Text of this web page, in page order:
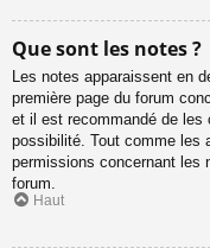
Que sont les notes ?
Les notes apparaissent en
première page du forum
et il est recommandé de
possibilité. Tout comme les
permissions concernant les
forum.
Haut